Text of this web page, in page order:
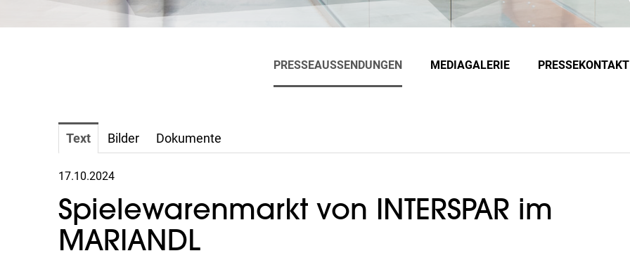
PRESSEAUSSENDUNGEN MEDIAGALERIE PRESSEKONTAKT
Text Bilder Dokumente
17.10.2024
Spielewarenmarkt von INTERSPAR im
MARIANDL